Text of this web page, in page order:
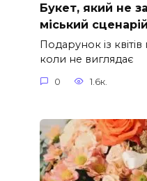
Букет, який не
міський
Подарунок із
коли не виглядає
0 1.6к.